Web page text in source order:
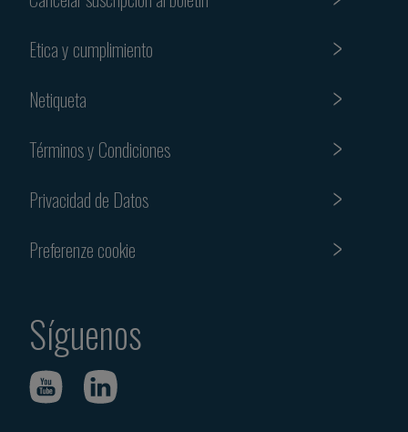
Etica y cumplimiento
Netiqueta
Términos y Condiciones
Privacidad de Datos
Preferenze cookie
Síguenos